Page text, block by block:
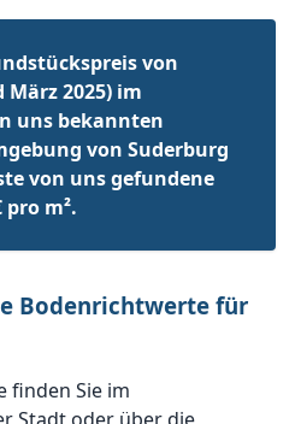
von
März 2025) im
uns bekannten
von Suderburg
von uns gefundene
pro m².
Bodenrichtwerte für
finden Sie im